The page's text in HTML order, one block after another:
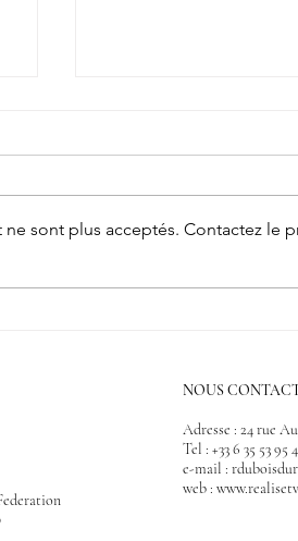
les
ne sont plus acceptés. Contactez le
NOUS
Adresse : 24 rue
Tel : +33 6 35 53 95
e-mail :
web :